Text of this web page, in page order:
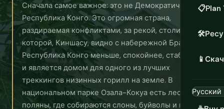
📋Plan
🛠️
📱
Сначала самое важное: это не Демократическая
Республика Конго. Это огромная страна,
раздираемая конфликтами, за рекой, столицу
которой, Киншасу, видно с набережной Браззавиля.
Республика Конго меньше, спокойнее, стабильнее
и является домом для одного из лучших
треккингов низинных горилл на земле. В
национальном парке Озала-Кокуа есть лесные
поляны, где собираются слоны, буйволы и гориллы,